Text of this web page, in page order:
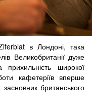
в Лондоні, така
Великобританії дуже
широкої
кафетеріїв вперше
британського